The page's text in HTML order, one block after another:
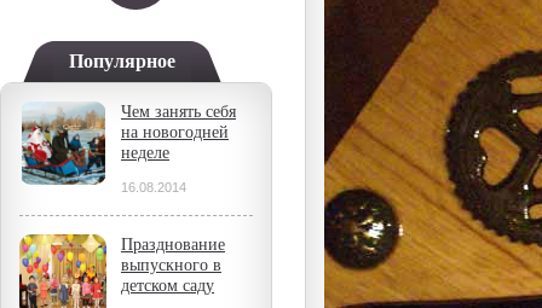
Популярное
Чем занять себя
на новогодней
неделе
16.08.2014
Празднование
выпускного в
детском саду